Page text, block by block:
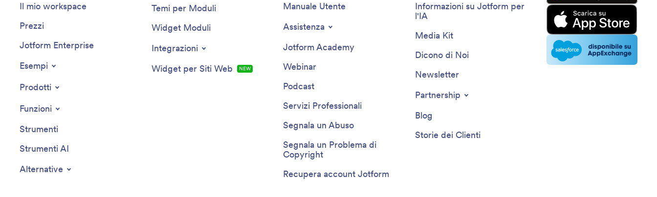
Il mio workspace
Prezzi
Jotform Enterprise
Esempi
Prodotti
Funzioni
Strumenti
Strumenti AI
Alternative
Temi per Moduli
Widget Moduli
Integrazioni
Widget per Siti Web
NEW
Manuale Utente
Assistenza
Jotform Academy
Webinar
Podcast
Servizi Professionali
Segnala un Abuso
Segnala un Problema di
Copyright
Recupera account Jotform
Informazioni su Jotform per
l'IA
Media Kit
Dicono di Noi
Newsletter
Partnership
Blog
Storie dei Clienti